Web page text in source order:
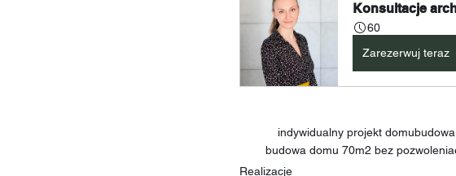
Konsultacje
60
Zarezerwuj teraz
indywidualny projekt domu
budowa domu 70m2 bez pozwolenia
Realizacje